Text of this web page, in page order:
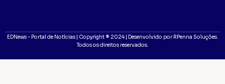
EDNews - Portal de Notícias | Copyright ® 2024 | Desenvolvido por RPenna Soluções.
Todos os direitos reservados.